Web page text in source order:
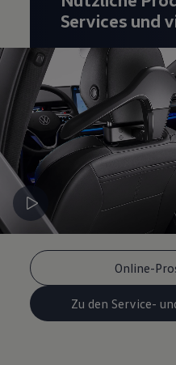
Online-
Zu den Service-
Services und